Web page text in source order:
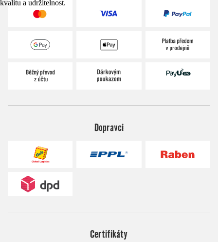
kvalitu a udržitelnost.
Dopravci
Certifikáty